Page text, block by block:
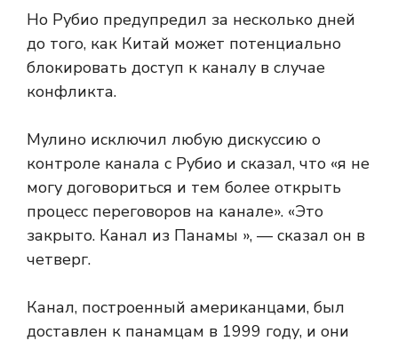
Но Рубио предупредил за несколько дней
до того, как Китай может потенциально
блокировать доступ к каналу в случае
конфликта.
Мулино исключил любую дискуссию о
контроле канала с Рубио и сказал, что «я не
могу договориться и тем более открыть
процесс переговоров на канале». «Это
закрыто. Канал из Панамы », — сказал он в
четверг.
Канал, построенный американцами, был
доставлен к панамцам в 1999 году, и они